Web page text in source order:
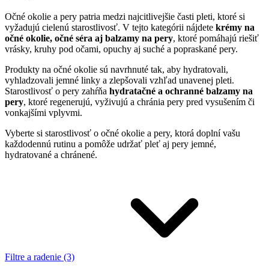
Očné okolie a pery patria medzi najcitlivejšie časti pleti, ktoré si
vyžadujú cielenú starostlivosť. V tejto kategórii nájdete krémy na
očné okolie, očné séra aj balzamy na pery, ktoré pomáhajú riešiť
vrásky, kruhy pod očami, opuchy aj suché a popraskané pery.
Produkty na očné okolie sú navrhnuté tak, aby hydratovali,
vyhladzovali jemné linky a zlepšovali vzhľad unavenej pleti.
Starostlivosť o pery zahŕňa hydratačné a ochranné balzamy na
pery, ktoré regenerujú, vyživujú a chránia pery pred vysušením či
vonkajšími vplyvmi.
Vyberte si starostlivosť o očné okolie a pery, ktorá doplní vašu
každodennú rutinu a pomôže udržať pleť aj pery jemné,
hydratované a chránené.
Filtre a radenie (3)